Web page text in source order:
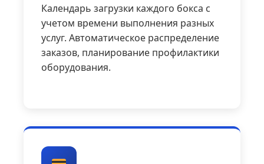
Календарь загрузки каждого бокса с
учетом времени выполнения разных
услуг. Автоматическое распределение
заказов, планирование профилактики
оборудования.